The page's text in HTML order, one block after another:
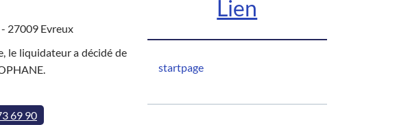
Lien
startpage
27009 Evreux
le liquidateur a décidé de
69 90